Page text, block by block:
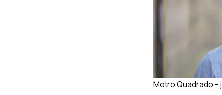
Metro Quadrado -